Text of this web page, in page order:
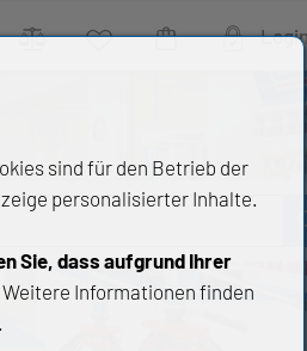
VergleichWunschlisteWarenkorb Login
sind für den Betrieb der
personalisierter Inhalte.
Sie, dass aufgrund Ihrer
Weitere Informationen finden